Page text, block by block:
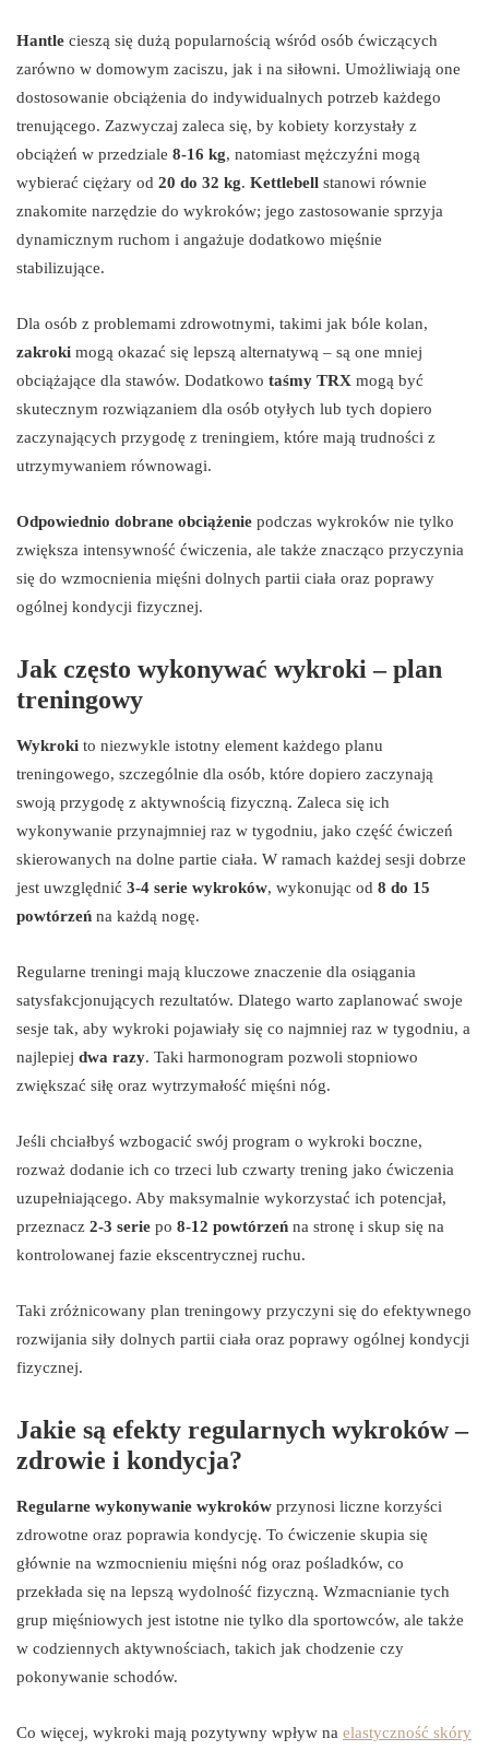
Hantle cieszą się dużą popularnością wśród osób ćwiczących
zarówno w domowym zaciszu, jak i na siłowni. Umożliwiają one
dostosowanie obciążenia do indywidualnych potrzeb każdego
trenującego. Zazwyczaj zaleca się, by kobiety korzystały z
obciążeń w przedziale 8-16 kg, natomiast mężczyźni mogą
wybierać ciężary od 20 do 32 kg. Kettlebell stanowi równie
znakomite narzędzie do wykroków; jego zastosowanie sprzyja
dynamicznym ruchom i angażuje dodatkowo mięśnie
stabilizujące.
Dla osób z problemami zdrowotnymi, takimi jak bóle kolan,
zakroki mogą okazać się lepszą alternatywą – są one mniej
obciążające dla stawów. Dodatkowo taśmy TRX mogą być
skutecznym rozwiązaniem dla osób otyłych lub tych dopiero
zaczynających przygodę z treningiem, które mają trudności z
utrzymywaniem równowagi.
Odpowiednio dobrane obciążenie podczas wykroków nie tylko
zwiększa intensywność ćwiczenia, ale także znacząco przyczynia
się do wzmocnienia mięśni dolnych partii ciała oraz poprawy
ogólnej kondycji fizycznej.
Jak często wykonywać wykroki – plan
treningowy
Wykroki to niezwykle istotny element każdego planu
treningowego, szczególnie dla osób, które dopiero zaczynają
swoją przygodę z aktywnością fizyczną. Zaleca się ich
wykonywanie przynajmniej raz w tygodniu, jako część ćwiczeń
skierowanych na dolne partie ciała. W ramach każdej sesji dobrze
jest uwzględnić 3-4 serie wykroków, wykonując od 8 do 15
powtórzeń na każdą nogę.
Regularne treningi mają kluczowe znaczenie dla osiągania
satysfakcjonujących rezultatów. Dlatego warto zaplanować swoje
sesje tak, aby wykroki pojawiały się co najmniej raz w tygodniu, a
najlepiej dwa razy. Taki harmonogram pozwoli stopniowo
zwiększać siłę oraz wytrzymałość mięśni nóg.
Jeśli chciałbyś wzbogacić swój program o wykroki boczne,
rozważ dodanie ich co trzeci lub czwarty trening jako ćwiczenia
uzupełniającego. Aby maksymalnie wykorzystać ich potencjał,
przeznacz 2-3 serie po 8-12 powtórzeń na stronę i skup się na
kontrolowanej fazie ekscentrycznej ruchu.
Taki zróżnicowany plan treningowy przyczyni się do efektywnego
rozwijania siły dolnych partii ciała oraz poprawy ogólnej kondycji
fizycznej.
Jakie są efekty regularnych wykroków –
zdrowie i kondycja?
Regularne wykonywanie wykroków przynosi liczne korzyści
zdrowotne oraz poprawia kondycję. To ćwiczenie skupia się
głównie na wzmocnieniu mięśni nóg oraz pośladków, co
przekłada się na lepszą wydolność fizyczną. Wzmacnianie tych
grup mięśniowych jest istotne nie tylko dla sportowców, ale także
w codziennych aktywnościach, takich jak chodzenie czy
pokonywanie schodów.
Co więcej, wykroki mają pozytywny wpływ na elastyczność skóry